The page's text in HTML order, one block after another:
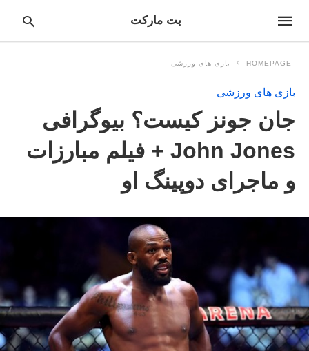
بت مارکت
HOMEPAGE بازی های ورزشی
بازی های ورزشی
جان جونز کیست؟ بیوگرافی
John Jones + فیلم مبارزات
و ماجرای دوپینگ او